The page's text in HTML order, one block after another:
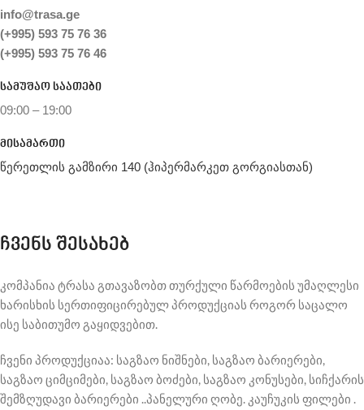
info@trasa.ge
(+995) 593 75 76 36
(+995) 593 75 76 46
სამუშაო საათები
09:00 – 19:00
მისამართი
წერეთლის გამზირი 140 (ჰიპერმარკეთ გორგიასთან)
ჩვენს შესახებ
კომპანია ტრასა გთავაზობთ თურქული წარმოების უმაღლესი
ხარისხის სერთიფიცირებულ პროდუქციას როგორ საცალო
ისე საბითუმო გაყიდვებით.
ჩვენი პროდუქციაა: საგზაო ნიშნები, საგზაო ბარიერები,
საგზაო ციმციმები, საგზაო ბოძები, საგზაო კონუსები, სიჩქარის
შემზღუდავი ბარიერები ..პანელური ღობე. კაუჩუკის ფილები .